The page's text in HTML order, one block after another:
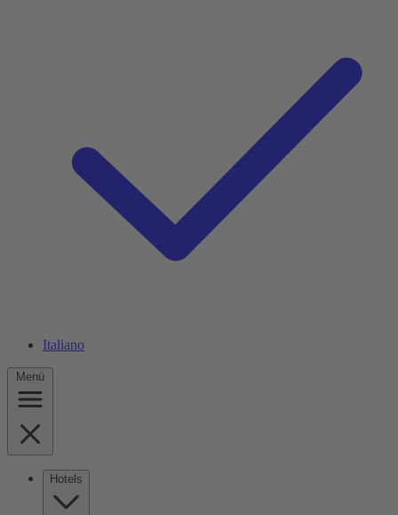
Italiano
Menü
Hotels